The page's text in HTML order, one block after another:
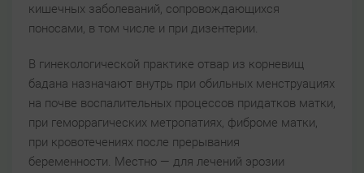
кишечных заболеваний, сопровождающихся
поносами, в том числе и при дизентерии.
В гинекологической практике отвар из корневищ
бадана назначают внутрь при обильных менструациях
на почве воспалительных процессов придатков матки,
при геморрагических метропатиях, фиброме матки,
при кровотечениях после прерывания
беременности. Местно — для лечений эрозии